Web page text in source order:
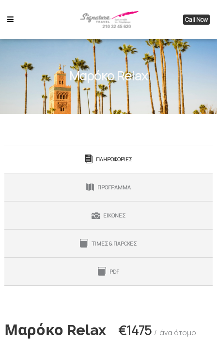
Call Now
Μαρόκο Relax
ΠΛΗΡΟΦΟΡΙΕΣ
ΠΡΟΓΡΑΜΜΑ
ΕΙΚΟΝΕΣ
ΤΙΜΕΣ & ΠΑΡΟΧΕΣ
PDF
Μαρόκο Relax €1475 άνα άτομο